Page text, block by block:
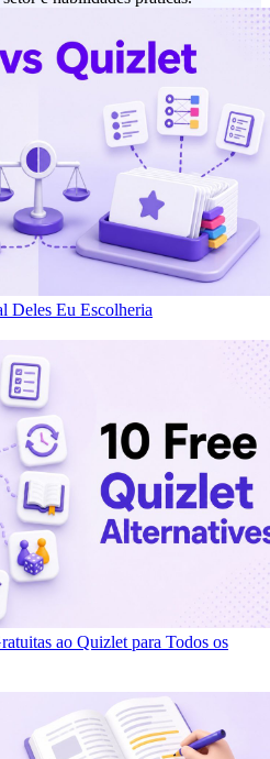
Deles Eu Escolheria
ao Quizlet para Todos os